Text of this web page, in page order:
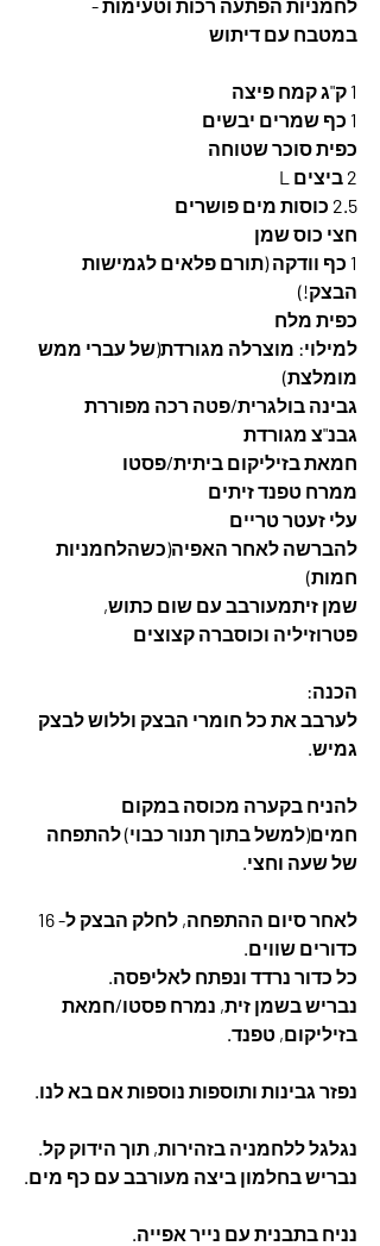
לחמניות הפתעה רכות וטעימות -
במטבח עם דיתוש
1 ק"ג קמח פיצה
1 כף שמרים יבשים
כפית סוכר שטוחה
2 ביצים L
2.5 כוסות מים פושרים
חצי כוס שמן
1 כף וודקה (תורם פלאים לגמישות
הבצק!)
כפית מלח
למילוי: מוצרלה מגורדת(של עברי ממש
מומלצת)
גבינה בולגרית/פטה רכה מפוררת
גבנ"צ מגורדת
חמאת בזיליקום ביתית/פסטו
ממרח טפנד זיתים
עלי זעטר טריים
להברשה לאחר האפיה(כשהלחמניות
חמות)
שמן זיתמעורבב עם שום כתוש,
פטרוזיליה וכוסברה קצוצים
הכנה:
לערבב את כל חומרי הבצק וללוש לבצק
גמיש.
להניח בקערה מכוסה במקום
חמים(למשל בתוך תנור כבוי) להתפחה
של שעה וחצי.
כדורים שווים.
כל כדור נרדד ונפתח לאליפסה.
נבריש בשמן זית, נמרח פסטו/חמאת
בזיליקום, טפנד.
נפזר גבינות ותוספות נוספות אם בא לנו.
נגלגל ללחמניה בזהירות, תוך הידוק קל.
נבריש בחלמון ביצה מעורבב עם כף מים.
נניח בתבנית עם נייר אפייה.